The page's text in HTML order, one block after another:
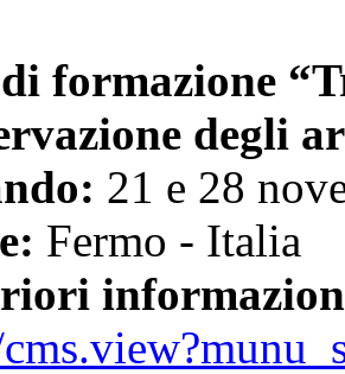
formazione
degli
21 e 28
Fermo - Italia